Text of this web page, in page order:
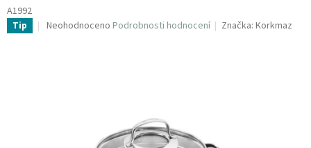
A1992
Tip
Průměrné
Neohodnoceno Podrobnosti hodnocení Značka:Korkmaz